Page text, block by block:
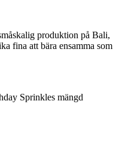
produktion på Bali,
fina att bära ensamma som
Sprinkles mängd